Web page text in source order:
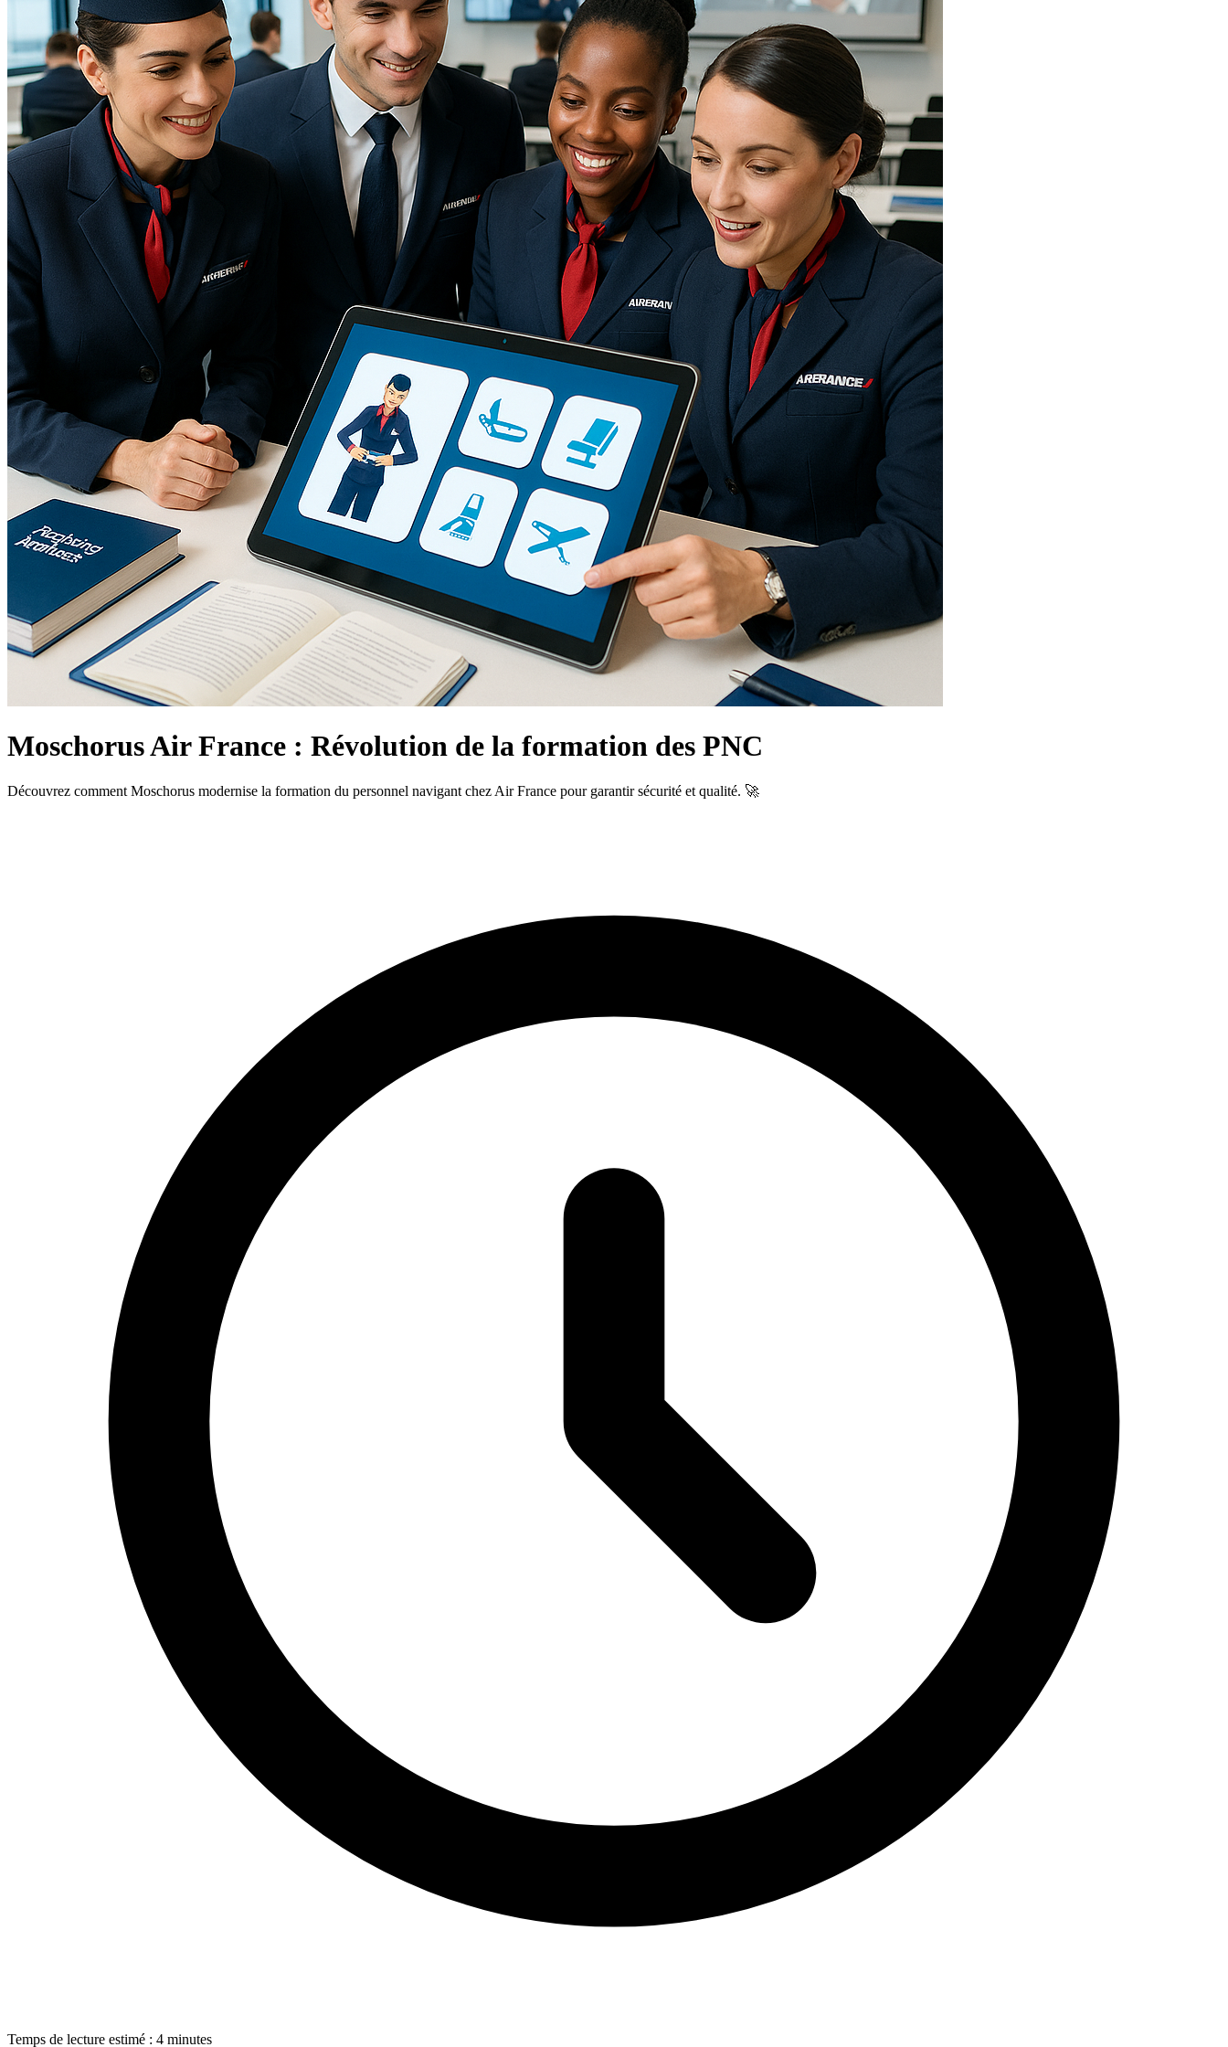
Moschorus Air France : Révolution de la formation des PNC
Découvrez comment Moschorus modernise la formation du personnel navigant chez Air France pour garantir sécurité et qualité. 🚀
Temps de lecture estimé : 4 minutes